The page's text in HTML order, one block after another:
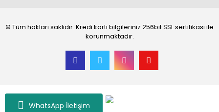
WhatsApp İletişim
© Tüm hakları saklıdır. Kredi kartı bilgileriniz 256bit SSL sertifikası ile
korunmaktadır.